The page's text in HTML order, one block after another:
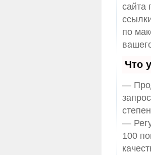
сайта
по
Что
—
—
100